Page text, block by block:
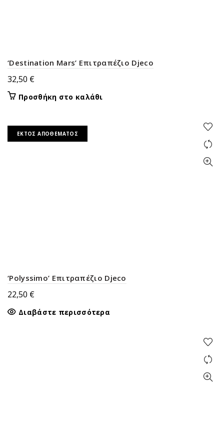
‘Destination Mars’ Επιτραπέζιο Djeco
32,50 €
Προσθήκη στο καλάθι
ΕΚΤΌΣ ΑΠΟΘΈΜΑΤΟΣ
‘Polyssimo’ Επιτραπέζιο Djeco
22,50 €
Διαβάστε περισσότερα